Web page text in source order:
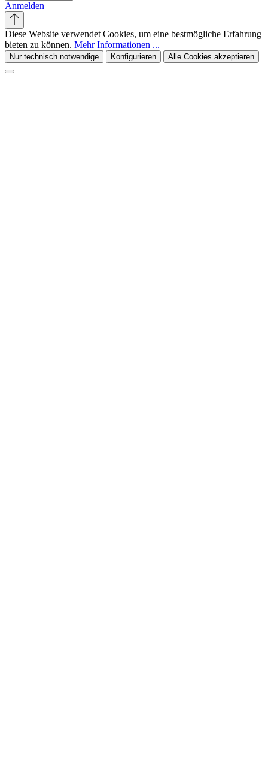
Anmelden
Diese Website verwendet Cookies, um eine bestmögliche Erfahrung
bieten zu können. Mehr Informationen ...
Nur technisch notwendige Konfigurieren Alle Cookies akzeptieren